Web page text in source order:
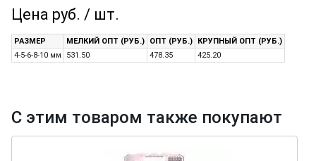
Цена руб. / шт.
РАЗМЕР МЕЛКИЙ ОПТ (РУБ.) ОПТ (РУБ.)
КРУПНЫЙ ОПТ (РУБ.)
4-5-6-8-10 мм
531.50 478.35 425.20
С этим товаром также покупают